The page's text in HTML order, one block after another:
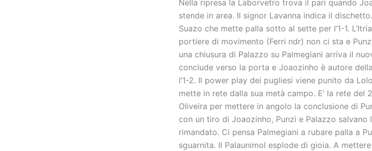
Nella ripresa la Laborvetro trova il pari quando
stende in area. Il signor Lavanna indica il
Suazo che mette palla sotto al sette per l’1-1.
portiere di movimento (Ferri ndr) non ci sta e
una chiusura di Palazzo su Palmegiani arriva il
conclude verso la porta e Joaozinho è autore
l’1-2. Il power play dei pugliesi viene punito da
mette in rete dalla sua metà campo. E’ la rete del
Oliveira per mettere in angolo la conclusione di
con un tiro di Joaozinho, Punzi e Palazzo salvano
rimandato. Ci pensa Palmegiani a rubare palla a
sguarnita. Il Palaunimol esplode di gioia. A